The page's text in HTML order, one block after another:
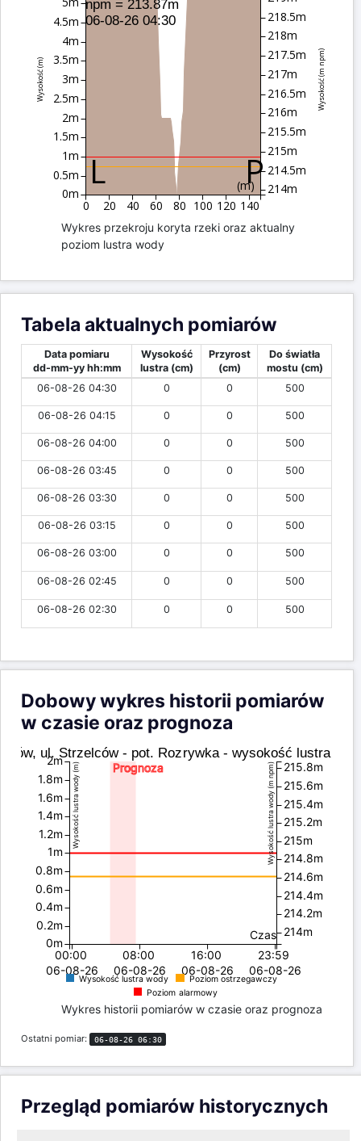
(m)
0 20 40 60 80 100 120 140
Wysokość (m)
0.5m
1m
1.5m
2m
2.5m
3m
3.5m
4m
4.5m
5m
5.5m
Wysokość (m npm)
214.5m
215m
215.5m
216m
216.5m
217m
217.5m
218m
218.5m
219m
h = 0cm, d = 0cm
npm = 213.87m
06-08-26 04:30
Wykres przekroju koryta rzeki oraz aktualny
Tabela aktualnych pomiarów
Data pomiaru
dd-mm-yy hh:mm
Wysokość
lustra (cm)
Przyrost
(cm)
Do światła
mostu (cm)
06-08-26 04:30
0 0 500
06-08-26 04:15 0 0 500
06-08-26 04:00 0 0 500
06-08-26 03:45 0 0 500
06-08-26 03:30 0 0 500
06-08-26 03:15 0 0 500
06-08-26 03:00 0 0 500
06-08-26 02:45 0 0 500
Dobowy wykres historii pomiarów
w czasie oraz prognoza
Czas
00:00
08:00
06-08-26
16:00
06-08-26
23:59
Wysokość lustra wody (m)
0m
0.2m
0.4m
0.6m
0.8m
1m
1.2m
1.4m
1.6m
1.8m
2m
Wysokość lustra wody (m npm)
214m
214.2m
214.4m
214.6m
214.8m
215m
215.2m
215.4m
215.6m
215.8m
Wysokość lustra wody
Poziom ostrzegawczy
ul. Strzelców - pot. Rozrywka - wysokość lustra
Wykres historii pomiarów w czasie oraz prognoza
Ostatni pomiar: 06-08-26 06:30